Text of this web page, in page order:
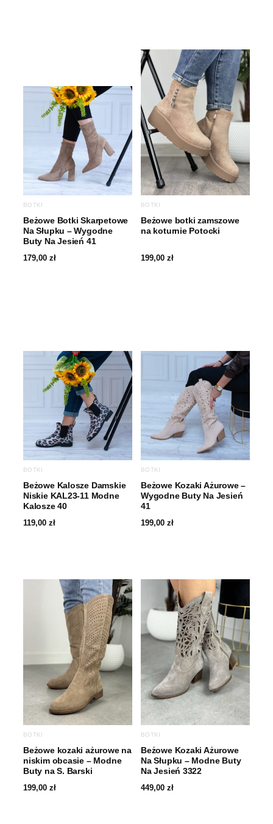
BOTKI
Beżowe Botki Skarpetowe
Na Słupku – Wygodne
Buty Na Jesień 41
179,00 zł
BOTKI
Beżowe botki zamszowe
na koturnie Potocki
199,00 zł
BOTKI
Beżowe Kalosze Damskie
Niskie KAL23-11 Modne
Kalosze 40
119,00 zł
BOTKI
Beżowe Kozaki Ażurowe –
Wygodne Buty Na Jesień
41
199,00 zł
BOTKI
Beżowe kozaki ażurowe na
niskim obcasie – Modne
Buty na S. Barski
199,00 zł
BOTKI
Beżowe Kozaki Ażurowe
Na Słupku – Modne Buty
Na Jesień 3322
449,00 zł